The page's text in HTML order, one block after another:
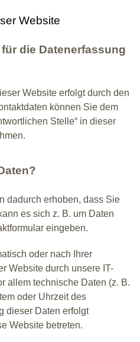
Website
die Datenerfassung
Website erfolgt durch den
können Sie dem
Stelle“ in dieser
dadurch erhoben, dass Sie
es sich z. B. um Daten
eingeben.
oder nach Ihrer
Website durch unsere IT-
allem technische Daten (z. B.
oder Uhrzeit des
dieser Daten erfolgt
Website betreten.